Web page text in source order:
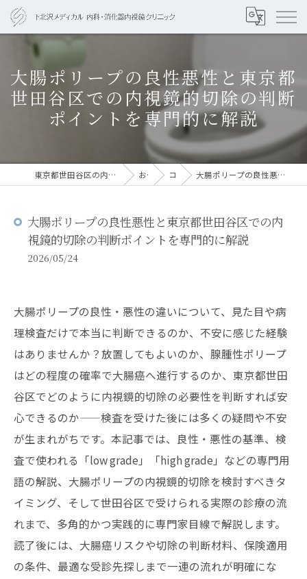
大腸ポリープの良性悪性と東京都
世田谷区での内視鏡的切除の判断
ポイントを専門的に解説
東京都世田谷区の内視鏡なら下北沢メディカル 内科・消化器内視鏡クリニック お知らせ コラム 大腸ポリープの良性悪性と東京都世田谷区での内視鏡的切除の判断ポイントを専門的に解説
大腸ポリープの良性悪性と東京都世田谷区での内
視鏡的切除の判断ポイントを専門的に解説
2026/05/24
大腸ポリープの良性・悪性の違いについて、見た目や病
理検査だけで本当に判断できるのか、不安に感じた経験
はありませんか？放置してもよいのか、腺腫性ポリープ
はどの程度の確率で大腸癌へ進行するのか、東京都世田
谷区でどのように内視鏡的切除の必要性を判断すれば安
心できるのか——検査を受けた後には多くの疑問や不安
が生まれがちです。本記事では、良性・悪性の基準、検
査で使われる「low grade」「high grade」などの専門用
語の解説、大腸ポリープの内視鏡的切除を検討すべきタ
イミング、そして世田谷区で受けられる実際の診療の流
れまで、多角的かつ実践的に専門家目線で解説します。
読了後には、大腸癌リスクや切除の判断材料、保険適用
の条件、最適な受診先探しまで一連の流れが明確にな